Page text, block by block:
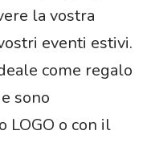
la vostra
eventi estivi.
come regalo
sono
LOGO o con il